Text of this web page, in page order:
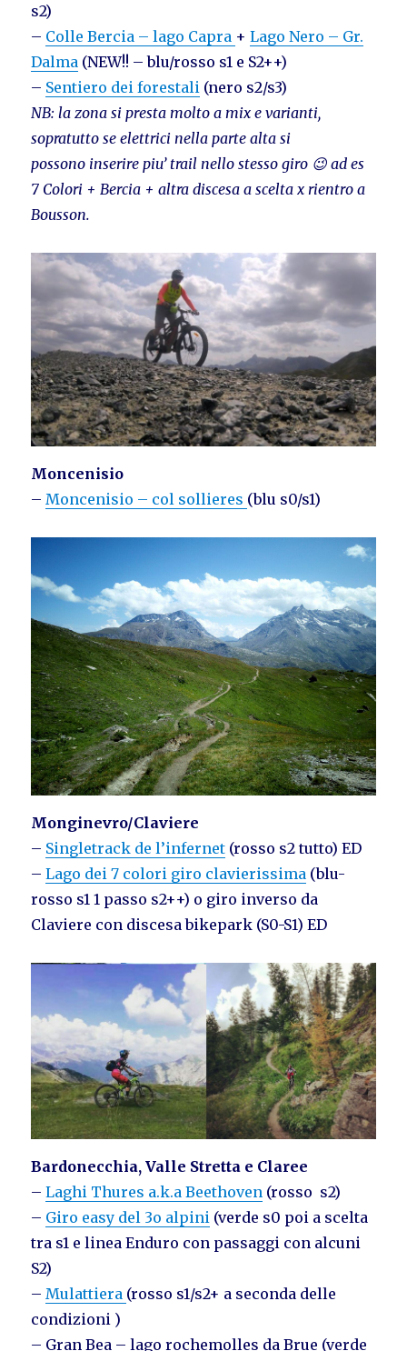
s2)
– Colle Bercia – lago Capra +Lago Nero – Gr.
Dalma (NEW!! – blu/rosso s1 e S2++)
– Sentiero dei forestali (nero s2/s3)
NB: la zona si presta molto a mix e varianti,
sopratutto se elettrici nella parte alta si
possono inserire piu’ trail nello stesso giro 😉 ad es
7 Colori + Bercia + altra discesa a scelta x rientro a
Bousson.
Moncenisio
– Moncenisio – col sollieres (blu s0/s1)
Monginevro/Claviere
– Singletrack de l’infernet (rosso s2 tutto) ED
–Lago dei 7 colori giro clavierissima (blu-
rosso s1 1 passo s2++) o giro inverso da
Claviere con discesa bikepark (S0-S1) ED
Bardonecchia, Valle Stretta e Claree
–Laghi Thures a.k.a Beethoven (rosso s2)
– Giro easy del 3o alpini (verde s0 poi a scelta
tra s1 e linea Enduro con passaggi con alcuni
S2)
–Mulattiera (rosso s1/s2+ a seconda delle
condizioni )
– Gran Bea – lago rochemolles da Brue (verde